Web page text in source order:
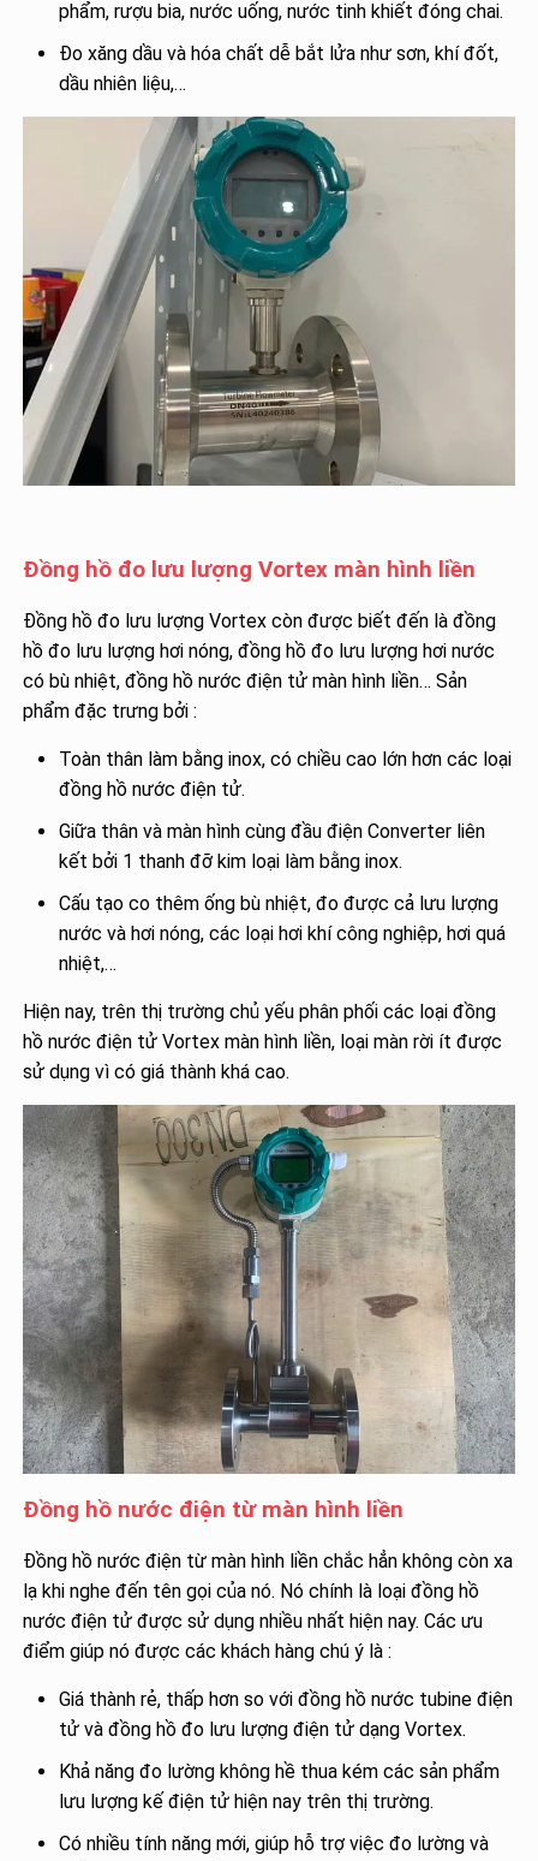
phẩm, rượu bia, nước uống, nước tinh khiết đóng chai.
Đo xăng dầu và hóa chất dễ bắt lửa như sơn, khí đốt,
dầu nhiên liệu,…
Đồng hồ đo lưu lượng Vortex màn hình liền
Đồng hồ đo lưu lượng Vortex còn được biết đến là đồng
hồ đo lưu lượng hơi nóng, đồng hồ đo lưu lượng hơi nước
có bù nhiệt, đồng hồ nước điện tử màn hình liền… Sản
phẩm đặc trưng bởi :
Toàn thân làm bằng inox, có chiều cao lớn hơn các loại
đồng hồ nước điện tử.
Giữa thân và màn hình cùng đầu điện Converter liên
kết bởi 1 thanh đỡ kim loại làm bằng inox.
Cấu tạo co thêm ống bù nhiệt, đo được cả lưu lượng
nước và hơi nóng, các loại hơi khí công nghiệp, hơi quá
nhiệt,…
Hiện nay, trên thị trường chủ yếu phân phối các loại đồng
hồ nước điện tử Vortex màn hình liền, loại màn rời ít được
sử dụng vì có giá thành khá cao.
Đồng hồ nước điện từ màn hình liền
Đồng hồ nước điện từ màn hình liền chắc hẳn không còn xa
lạ khi nghe đến tên gọi của nó. Nó chính là loại đồng hồ
nước điện tử được sử dụng nhiều nhất hiện nay. Các ưu
điểm giúp nó được các khách hàng chú ý là :
Giá thành rẻ, thấp hơn so với đồng hồ nước tubine điện
tử và đồng hồ đo lưu lượng điện tử dạng Vortex.
Khả năng đo lường không hề thua kém các sản phẩm
lưu lượng kế điện tử hiện nay trên thị trường.
Có nhiều tính năng mới, giúp hỗ trợ việc đo lường và